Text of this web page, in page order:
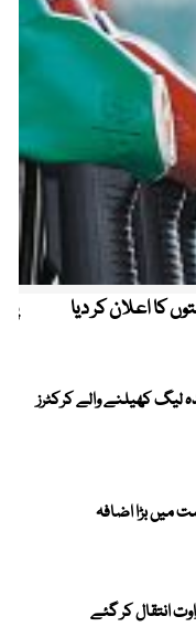
کا اعلان کر دیا
لیگ کھیلنے والے کرکٹرز
میں بڑا اضافہ
انتقال کر گئے